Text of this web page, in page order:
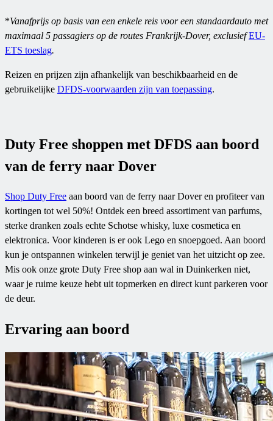
*Vanafprijs op basis van een enkele reis voor een standaardauto met
maximaal 5 passagiers op de routes Frankrijk-Dover, exclusiefEU-
ETS toeslag.
Reizen en prijzen zijn afhankelijk van beschikbaarheid en de
gebruikelijke DFDS-voorwaarden zijn van toepassing.
Duty Free shoppen met DFDS aan boord
van de ferry naar Dover
Shop Duty Free aan boord van de ferry naar Dover en profiteer van
kortingen tot wel 50%! Ontdek een breed assortiment van parfums,
sterke dranken zoals echte Schotse whisky, luxe cosmetica en
elektronica. Voor kinderen is er ook Lego en snoepgoed. Aan boord
kun je ontspannen winkelen terwijl je geniet van het uitzicht op zee.
Mis ook onze grote Duty Free shop aan wal in Duinkerken niet,
waar je ruime keuze hebt uit topmerken en direct kunt parkeren voor
de deur.
Ervaring aan boord